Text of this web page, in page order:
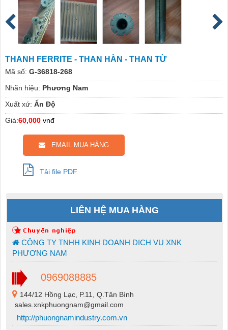
THANH FERRITE - THAN HÀN - THAN TỪ
Mã số: G-36818-268
Nhãn hiệu: Phương Nam
Xuất xứ: Ấn Độ
Giá:60,000 vnđ
EMAIL MUA HÀNG
Tải file PDF
LIÊN HỆ MUA HÀNG
CÔNG TY TNHH KINH DOANH DỊCH VỤ XNK
PHƯƠNG NAM
0969088885
144/12 Hồng Lạc, P.11, Q.Tân Bình
sales.xnkphuongnam@gmail.com
http://phuongnamindustry.com.vn